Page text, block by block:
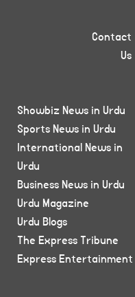
Contact
Us
Showbiz News in Urdu
Sports News in Urdu
International News in
Urdu
Business News in Urdu
Urdu Magazine
Urdu Blogs
The Express Tribune
Express Entertainment